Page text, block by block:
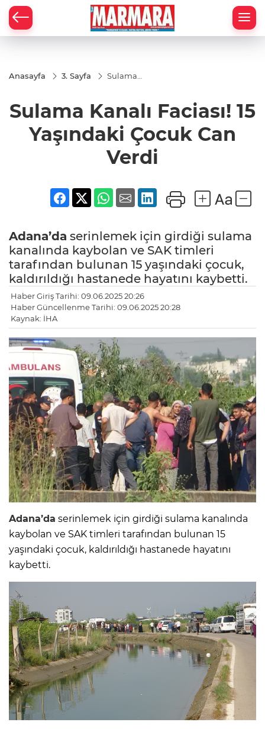
Anasayfa 3. Sayfa
Sulama
Yaşındaki
Çocuk
Sulama Kanalı Faciası! 15
Yaşındaki Çocuk Can
Verdi
Adana’da serinlemek için girdiği sulama
kanalında kaybolan ve SAK timleri
tarafından bulunan 15 yaşındaki çocuk,
kaldırıldığı hastanede hayatını kaybetti.
Haber Giriş Tarihi: 09.06.2025 20:26
Haber Güncellenme Tarihi: 09.06.2025 20:28
Kaynak: İHA
Adana’da serinlemek için girdiği sulama kanalında
kaybolan ve SAK timleri tarafından bulunan 15
yaşındaki çocuk, kaldırıldığı hastanede hayatını
kaybetti.